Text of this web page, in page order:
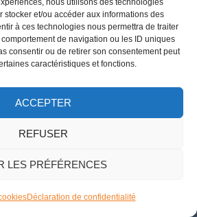
nous utilisons des technologies
stocker et/ou accéder aux informations des
à ces technologies nous permettra de traiter
de navigation ou les ID uniques
consentir ou de retirer son consentement peut
caractéristiques et fonctions.
ACCEPTER
REFUSER
LES PRÉFÉRENCES
Déclaration de confidentialité
de salle de bain
zones d’intervention
sommes-nous
plomberie extérieure
fuite d’eau après compteur